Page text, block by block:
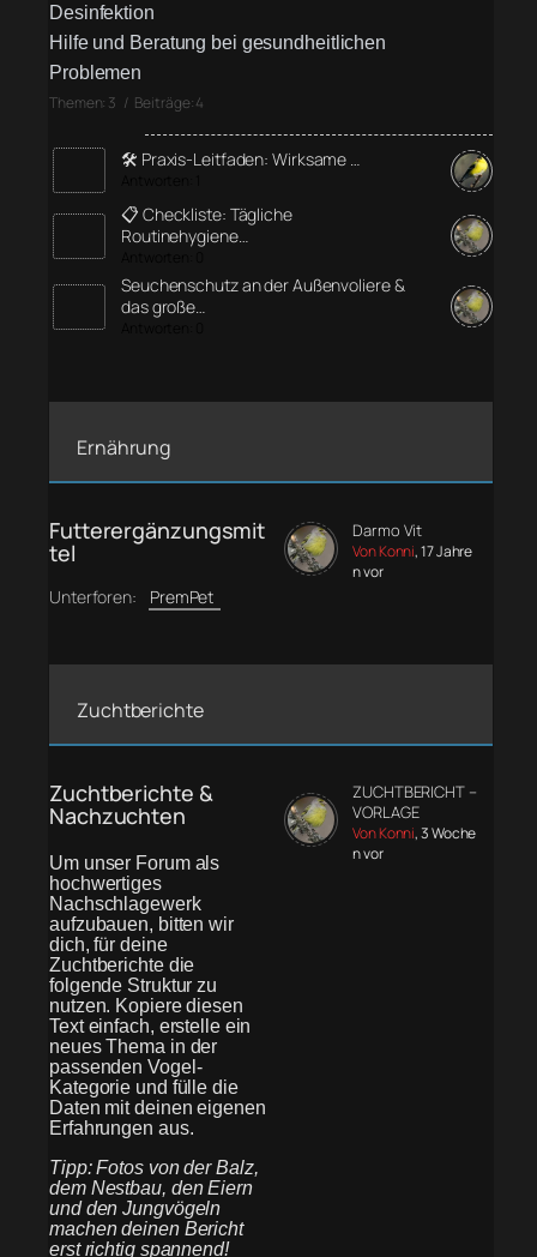
Desinfektion
Hilfe und Beratung bei gesundheitlichen
Problemen
Themen: 3 / Beiträge: 4
🛠️ Praxis-Leitfaden: Wirksame …
📋 Checkliste: Tägliche
Routinehygiene…
Seuchenschutz an der Außenvoliere &
das große…
Ernährung
Futterergänzungsmit
tel
Unterforen: PremPet
Darmo Vit
Von Konni, 17 Jahre
n vor
Zuchtberichte
Zuchtberichte &
Nachzuchten
Um unser Forum als
hochwertiges
Nachschlagewerk
aufzubauen, bitten wir
dich, für deine
Zuchtberichte die
folgende Struktur zu
nutzen. Kopiere diesen
Text einfach, erstelle ein
neues Thema in der
passenden Vogel-
Kategorie und fülle die
Daten mit deinen eigenen
Erfahrungen aus.
Tipp: Fotos von der Balz,
dem Nestbau, den Eiern
und den Jungvögeln
machen deinen Bericht
erst richtig spannend!
ZUCHTBERICHT –
VORLAGE
Von Konni, 3 Woche
n vor